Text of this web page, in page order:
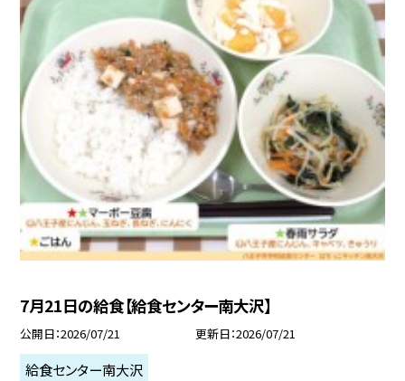
7月21日の給食【給食センター南大沢】
公開日 2026/07/21 更新日 2026/07/21
給食センター南大沢